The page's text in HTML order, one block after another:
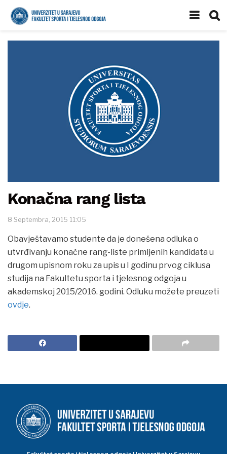
Konačna rang lista
8 Septembra, 2015 11:05
Obavještavamo studente da je donešena odluka o
utvrđivanju konačne rang-liste primljenih kandidata u
drugom upisnom roku za upis u I godinu prvog ciklusa
studija na Fakultetu sporta i tjelesnog odgoja u
akademskoj 2015/2016. godini. Odluku možete preuzeti
ovdje.